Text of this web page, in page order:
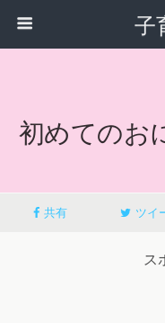
子
初めてのお
共有 ツイ
ス